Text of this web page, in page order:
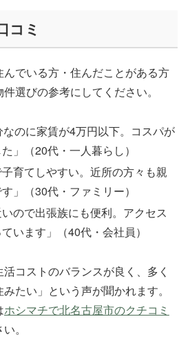
コミ
でいる方・住んだことがある方
選びの参考にしてください。
なのに家賃が4万円以下。コスパが
」（20代・一人暮らし）
子育てしやすい。近所の方々も親
」（30代・ファミリー）
いので出張族にも便利。アクセス
います」（40代・会社員）
コストのバランスが良く、多く
たい」という声が聞かれます。
ホシマチで北名古屋市のクチコミ
。